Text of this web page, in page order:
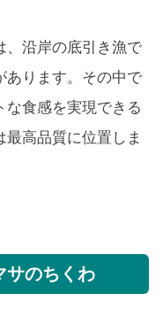
、沿岸の底引き漁で
あります。その中で
な食感を実現できる
高品質に位置しま
サのちくわ